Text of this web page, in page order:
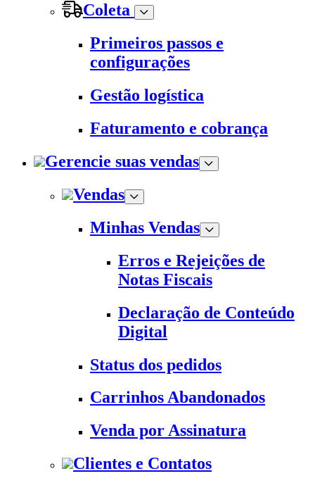
Coleta
Primeiros passos e
configurações
Gestão logística
Faturamento e cobrança
Gerencie suas vendas
Vendas
Minhas Vendas
Erros e Rejeições de
Notas Fiscais
Declaração de Conteúdo
Digital
Status dos pedidos
Carrinhos Abandonados
Venda por Assinatura
Clientes e Contatos